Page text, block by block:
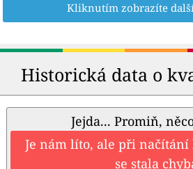
Kliknutím zobrazíte
Historická data o
Jejda... Promiň,
Je nám líto, ale při
se stala